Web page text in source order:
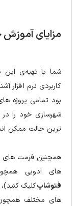
مزایای آموزش
شما با تهیه‌ی این
کاربردی نرم افزار
بود تمامی پروژه
شهرسازی خود را
ترین حالت ممکن
همچنین فرمت های
های ادوبی
فتوشاپکلیک
های مختلف